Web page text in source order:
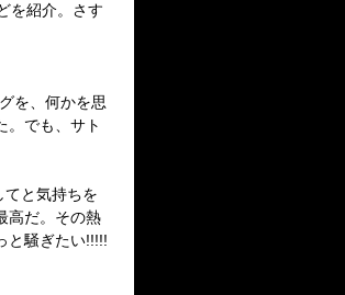
を紹介。さす
を、何かを思
。でも、サト
と気持ちを
高だ。その熱
と騒ぎたい!!!!!